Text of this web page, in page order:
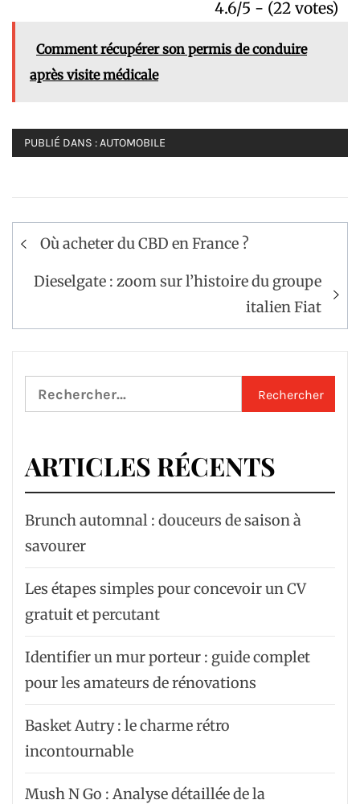
4.6/5 - (22 votes)
Comment récupérer son permis de conduire
après visite médicale
PUBLIÉ DANS :AUTOMOBILE
Navigation
l’article
Où acheter du CBD en France ?
Dieselgate : zoom sur l’histoire du groupe
italien Fiat
Rechercher :
ARTICLES RÉCENTS
Brunch automnal : douceurs de saison à
savourer
Les étapes simples pour concevoir un CV
gratuit et percutant
Identifier un mur porteur : guide complet
pour les amateurs de rénovations
Basket Autry : le charme rétro
incontournable
Mush N Go : Analyse détaillée de la